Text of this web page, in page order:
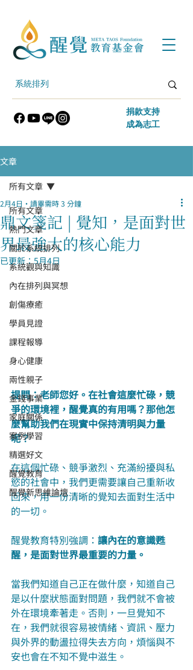
​捐款支持
​成為志工
文章
所有文章
熱門文章
關於系統排列
系統觀與知識
內在排列與冥想
創傷療癒
學員見證
課程報導
身心健康
兩性親子
金錢事業
家庭關係
案例學習
精選好文
醒覺教育
醒覺新思維論壇
所有文章
鼎文箋記 | 覺知，是面對世
界最強大的核心能力
2月4日 讀畢需時 3 分鐘
已更新：5月4日
提問：老師您好。在社會這麼忙碌，競
爭的環境裡，醒覺真的有用嗎？那他怎
麼幫助我們在現實中保持清明與力量
呢？
在這個忙碌、競爭激烈、充滿紛擾與私
慾的社會中，我們更需要讓自己重新收
回來，用一份清晰的覺知去面對生活中
的一切。
醒覺教育特別強調： 讓內在的意識甦
醒，是面對世界最重要的力量。
當我們知道自己正在做什麼，知道自己
是以什麼狀態面對問題，我們就不會被
外在環境牽著走。否則，一旦覺知不
在，我們就很容易被情緒、資訊、壓力
與外界的動盪拉得失去方向，煩惱與不
安也會在不知不覺中滋生。